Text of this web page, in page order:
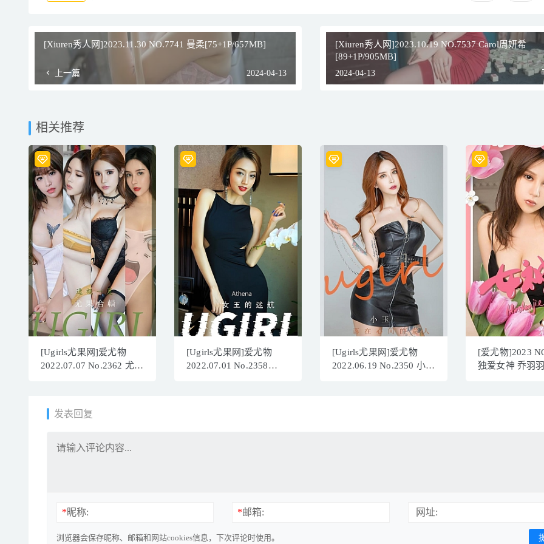
[Xiuren秀人网]2023.11.30 NO.7741 曼柔[75+1P/657MB]
上一篇 2024-04-13
[Xiuren秀人网]2023.10.19 NO.7537 Carol周妍希
[89+1P/905MB]
2024-04-13
相关推荐
[Ugirls尤果网]爱尤物
2022.07.07 No.2362 尤果
[Ugirls尤果网]爱尤物
2022.07.01 No.2358
[Ugirls尤果网]爱尤物
2022.06.19 No.2350 小玉
[爱尤物]2023
独爱女神 乔羽
发表回复
*昵称: *邮箱: 网址:
浏览器会保存昵称、邮箱和网站cookies信息，下次评论时使用。